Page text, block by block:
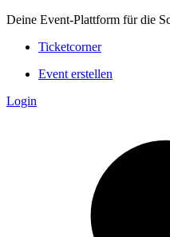
Deine Event-Plattform für die
Ticketcorner
Event erstellen
Login